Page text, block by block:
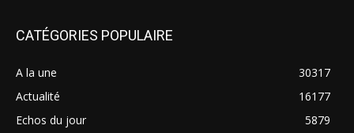
CATÉGORIES POPULAIRE
A la une
30317
Actualité
16177
Echos du jour
5879